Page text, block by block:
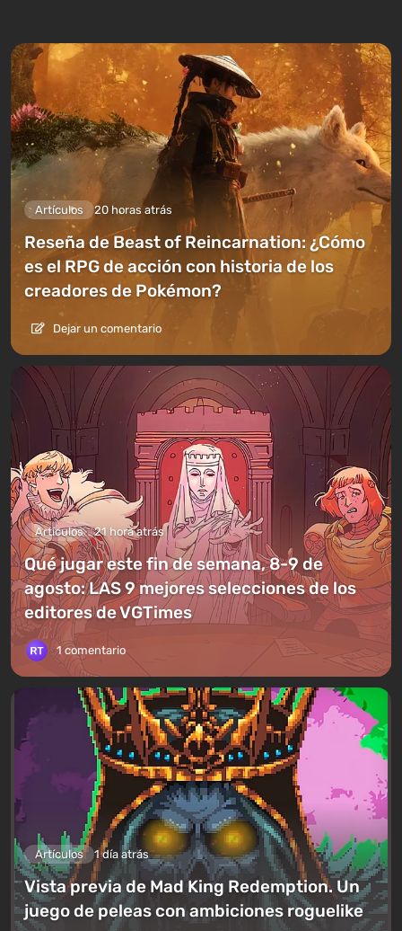
Artículos 20 horas atrás
Reseña de Beast of Reincarnation: ¿Cómo
es el RPG de acción con historia de los
creadores de Pokémon?
Dejar un comentario
Artículos 21 hora atrás
Qué jugar este fin de semana, 8-9 de
agosto: LAS 9 mejores selecciones de los
editores de VGTimes
1 comentario
Artículos 1 día atrás
Vista previa de Mad King Redemption. Un
juego de peleas con ambiciones roguelike